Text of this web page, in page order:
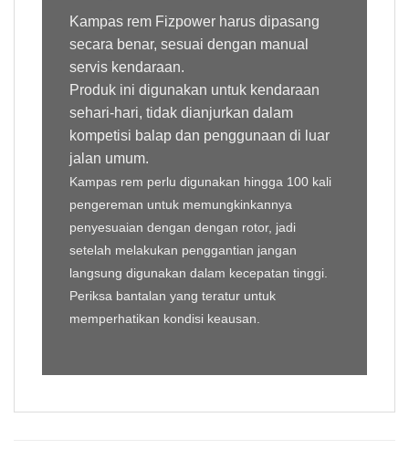
Kampas rem Fizpower harus dipasang
secara benar, sesuai dengan manual
servis kendaraan.
Produk ini digunakan untuk kendaraan
sehari-hari, tidak dianjurkan dalam
kompetisi balap dan penggunaan di luar
jalan umum.
Kampas rem perlu digunakan hingga 100 kali
pengereman untuk memungkinkannya
penyesuaian dengan dengan rotor, jadi
setelah melakukan penggantian jangan
langsung digunakan dalam kecepatan tinggi.
Periksa bantalan yang teratur untuk
memperhatikan kondisi keausan.